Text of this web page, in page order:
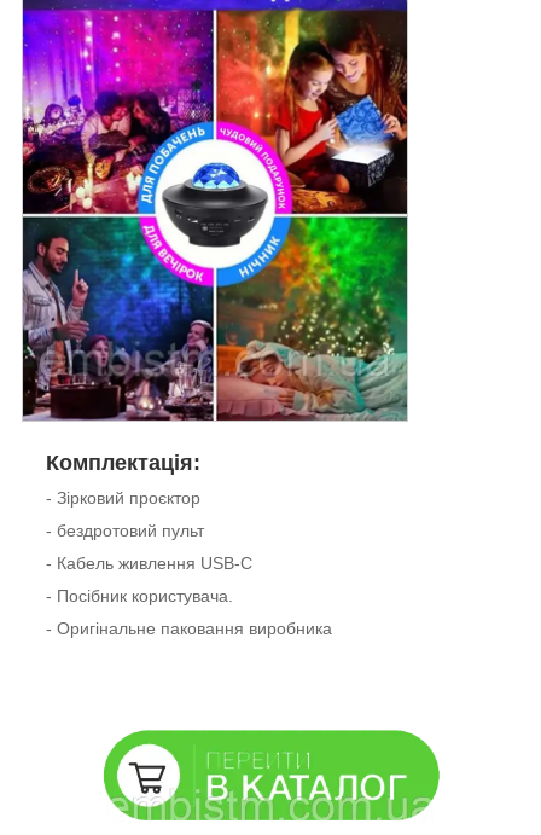
Комплектація:
- Зірковий проєктор
- бездротовий пульт
- Кабель живлення USB-C
- Посібник користувача.
- Оригінальне паковання виробника